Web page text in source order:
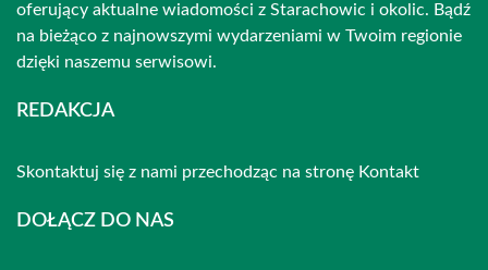
oferujący aktualne wiadomości z Starachowic i okolic. Bądź
na bieżąco z najnowszymi wydarzeniami w Twoim regionie
dzięki naszemu serwisowi.
REDAKCJA
Skontaktuj się z nami przechodząc na stronę Kontakt
DOŁĄCZ DO NAS